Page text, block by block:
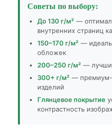
Советы по выбору:
До 130 г/м² —
внутренних страниц
150–170 г/м² —
обложек
200–250 г/м² —
300+ г/м² — премиум-
изделий
Глянцевое покрытие
контрастность